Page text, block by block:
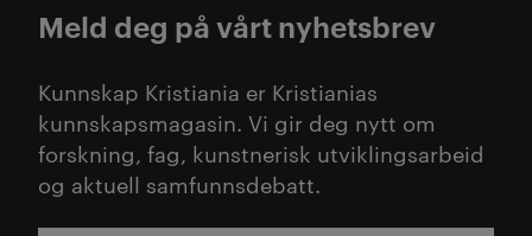
Meld deg på vårt nyhetsbrev
Kunnskap Kristiania er Kristianias
kunnskapsmagasin. Vi gir deg nytt om
forskning, fag, kunstnerisk utviklingsarbeid
og aktuell samfunnsdebatt.